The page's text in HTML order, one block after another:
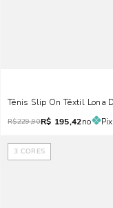
Tênis Slip On Têxtil Lona
R$229,90R$ 195,42no Pix
3 CORES